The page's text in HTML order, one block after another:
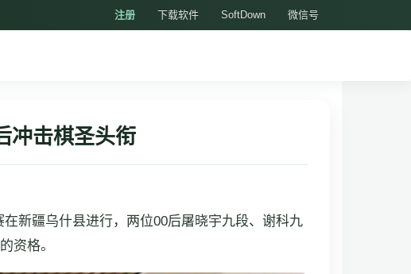
注册 下载软件 SoftDown 微信号
冲击棋圣头衔
新疆乌什县进行，两位00后屠晓宇九段、谢科九
资格。